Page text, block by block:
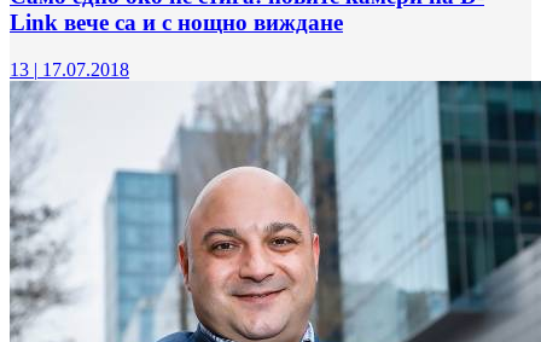
Link вече са и с нощно виждане
13 | 17.07.2018